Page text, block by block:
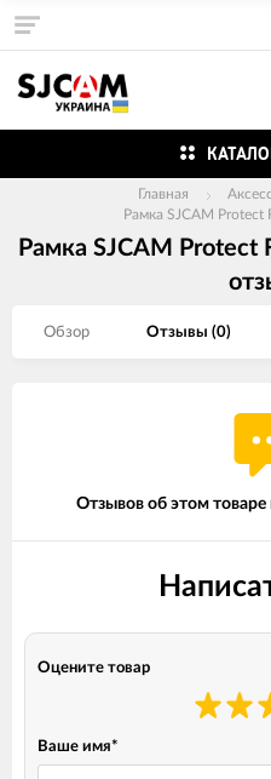
Главная
Рамка SJCAM Protect
Рамка SJCAM Protect
Обзор Отзывы (0)
Отзывов об этом товаре
Оцените товар
Ваше имя*